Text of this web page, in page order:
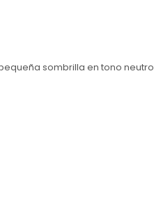
sombrilla en tono neutro